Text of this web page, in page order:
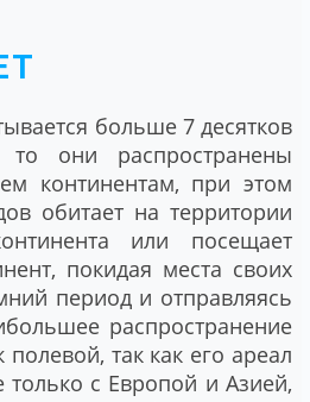
больше 7 десятков
они распространены
континентам, при этом
обитает на территории
или посещает
покидая места своих
период и отправляясь
распространение
так как его ареал
только с Европой и Азией,